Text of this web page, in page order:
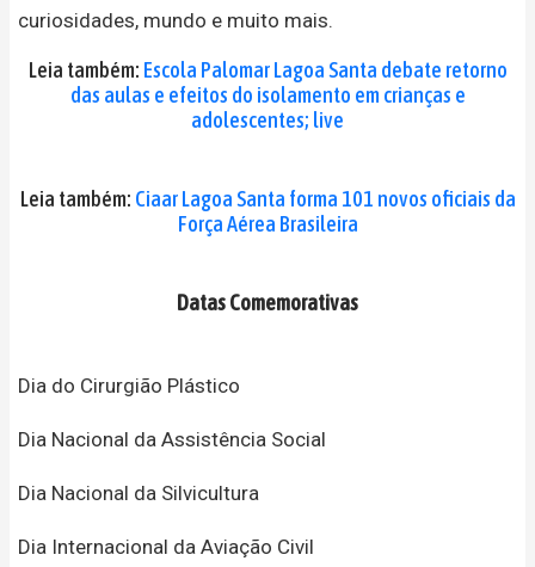
curiosidades, mundo e muito mais.
Leia também: Escola Palomar Lagoa Santa debate retorno
das aulas e efeitos do isolamento em crianças e
adolescentes; live
Leia também: Ciaar Lagoa Santa forma 101 novos oficiais da
Força Aérea Brasileira
Datas Comemorativas
Dia do Cirurgião Plástico
Dia Nacional da Assistência Social
Dia Nacional da Silvicultura
Dia Internacional da Aviação Civil